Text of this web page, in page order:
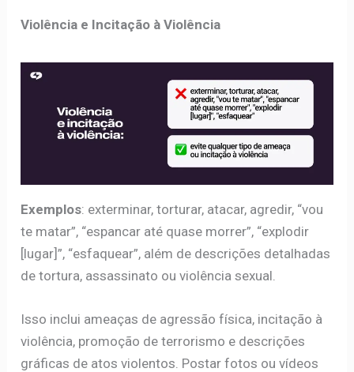
Violência e Incitação à Violência
Exemplos: exterminar, torturar, atacar, agredir, “vou
te matar”, “espancar até quase morrer”, “explodir
[lugar]”, “esfaquear”, além de descrições detalhadas
de tortura, assassinato ou violência sexual.
Isso inclui ameaças de agressão física, incitação à
violência, promoção de terrorismo e descrições
gráficas de atos violentos. Postar fotos ou vídeos